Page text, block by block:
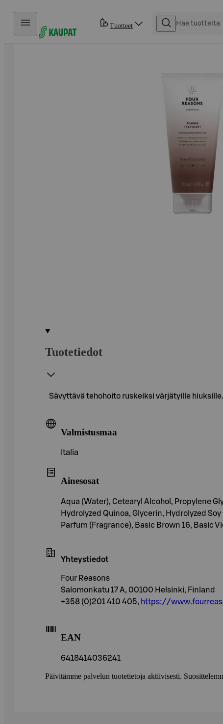
Hyppää sisältöön
Tuotteet
Tuotetiedot
Sävyttävä tehohoito ruskeiksi värjätyille
Valmistusmaa
Italia
Ainesosat
Aqua (Water), Cetearyl Alcohol, Propylene
Hydrolyzed Quinoa, Glycerin, Hydrolyzed
Parfum (Fragrance), Basic Brown 16, Basic
Yhteystiedot
Four Reasons
Salomonkatu 17 A, 00100 Helsinki, Finland
+358 (0)201 410 405, https://
EAN
6418414036241
Päivitämme palvelun tuotetietoja aktiivisesti.